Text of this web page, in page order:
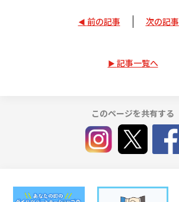
前の記事 次の記事
記事一覧へ
このページを共有する